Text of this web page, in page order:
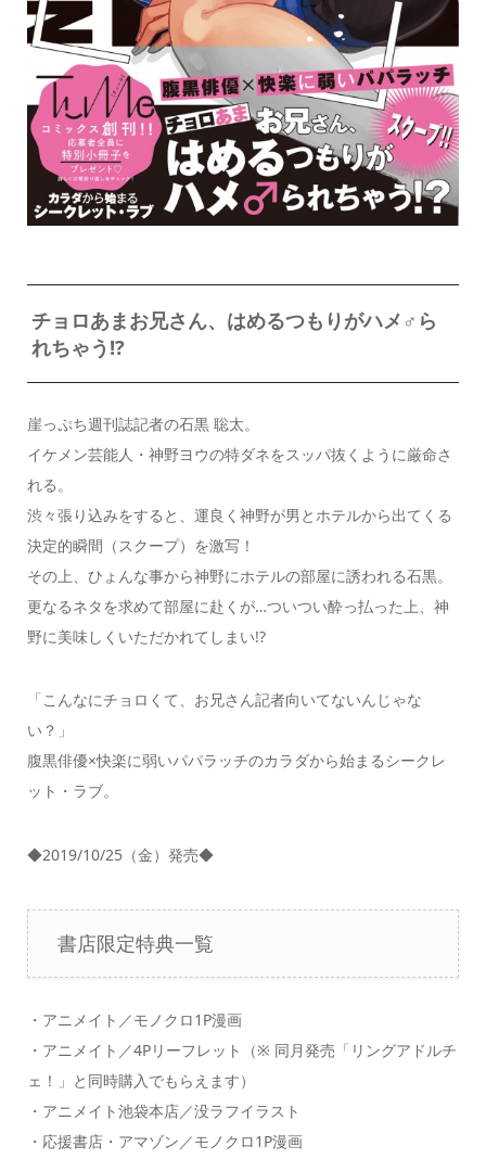
チョロあまお兄さん、はめるつもりがハメ♂ら
れちゃう!?
崖っぷち週刊誌記者の石黒 聡太。
イケメン芸能人・神野ヨウの特ダネをスッパ抜くように厳命さ
れる。
渋々張り込みをすると、運良く神野が男とホテルから出てくる
決定的瞬間（スクープ）を激写！
その上、ひょんな事から神野にホテルの部屋に誘われる石黒。
更なるネタを求めて部屋に赴くが…ついつい酔っ払った上、神
野に美味しくいただかれてしまい!?
「こんなにチョロくて、お兄さん記者向いてないんじゃな
い？」
腹黒俳優×快楽に弱いパパラッチのカラダから始まるシークレ
ット・ラブ。
◆2019/10/25（金）発売◆
書店限定特典一覧
・アニメイト／モノクロ1P漫画
・アニメイト／4Pリーフレット（※ 同月発売「リングアドルチ
ェ！」と同時購入でもらえます）
・アニメイト池袋本店／没ラフイラスト
・応援書店・アマゾン／モノクロ1P漫画